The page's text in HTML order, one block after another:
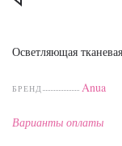
Осветляющая
БРЕНД Anua
Варианты оплаты